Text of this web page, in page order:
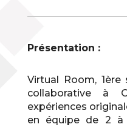
Présentation :
Virtual Room,
collaborative à
expériences
en équipe de 2 à